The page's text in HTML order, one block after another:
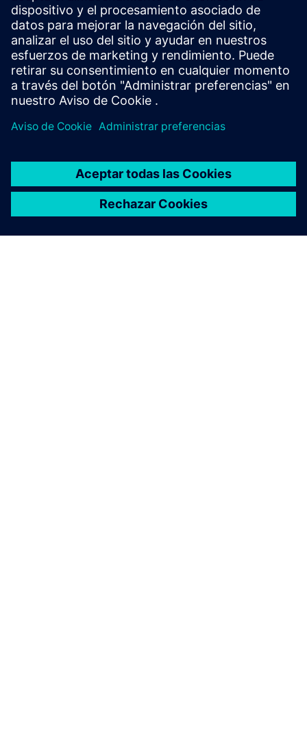
procesos empresariales, operaciones, objetivos y panorama
técnico
Disponibilidad para contribuir en los talleres para que
nuestros expertos puedan ofrecer el máximo valor a su
empresa con un enfoque de cocreación